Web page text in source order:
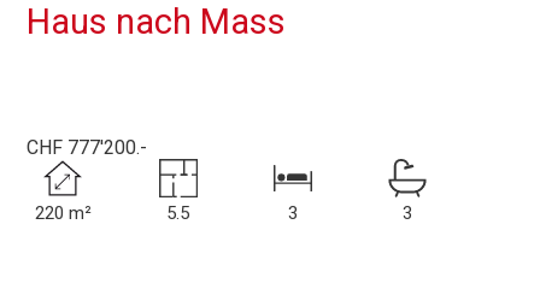
Haus nach Mass
CHF 777'200.-
220 m² 5.5 3 3